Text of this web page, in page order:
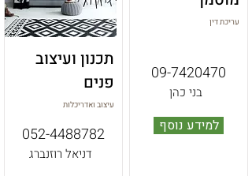
עריכת דין
09-7420470
בני כהן
למידע נוסף
עיצוב ואדריכלות
052-4488782
דניאל רוזנברג
תכנון ועיצוב
פנים